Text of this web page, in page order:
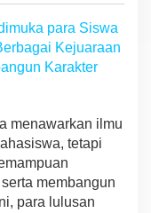
j
a
para Siswa
Kejuaraan
Karakter
menawarkan ilmu
tetapi
membangun
, para lulusan